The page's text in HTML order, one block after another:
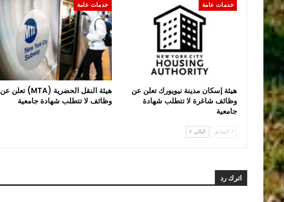
خدمات عامة
هيئة إسكان مدينة نيويورك تعلن عن
وظائف شاغرة لا تتطلب شهادة
جامعية
خدمات عامة
هيئة النقل الحضرية (MTA) تعلن عن
وظائف لا تتطلب شهادة جامعية
السابق التالي
اترك رد